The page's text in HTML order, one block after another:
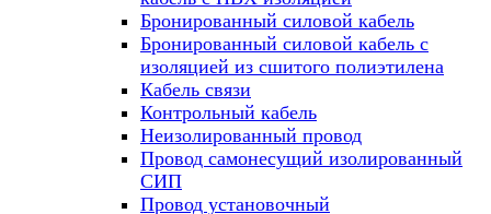
Бронированный силовой кабель
Бронированный силовой кабель с
изоляцией из сшитого полиэтилена
Кабель связи
Контрольный кабель
Неизолированный провод
Провод самонесущий изолированный
СИП
Провод установочный